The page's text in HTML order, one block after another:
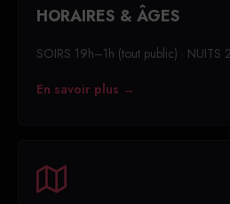
HORAIRES & ÂGES
SOIRS 19h–1h (tout public) · NUITS
En savoir plus →